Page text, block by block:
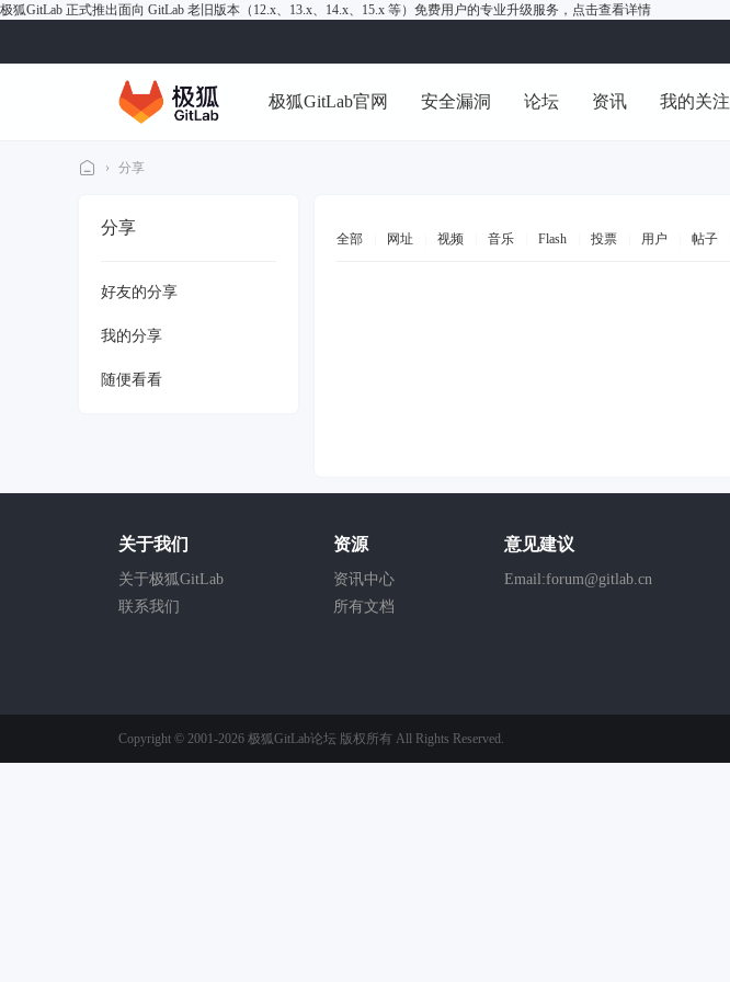
极狐GitLab 正式推出面向 GitLab 老旧版本（12.x、13.x、14.x、15.x 等）免费用户的专业升级服务， 点击查看详情
极狐GitLab官网 安全漏洞 论坛 资讯 我的关注
› 分享
分享
好友的分享
我的分享
随便看看
全部 网址 视频 音乐 Flash 投票 用户 帖子
关于我们
关于极狐GitLab
联系我们
资源
资讯中心
所有文档
意见建议
Email:forum@gitlab.cn
Copyright © 2001-2026 极狐GitLab论坛 版权所有 All Rights Reserved.